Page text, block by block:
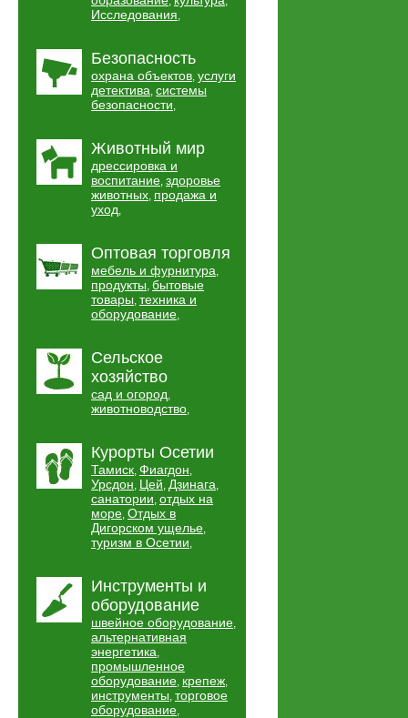
Исследования,
Безопасность
охрана объектов, услуги
детектива, системы
безопасности,
Животный мир
дрессировка и
воспитание, здоровье
животных, продажа и
уход,
Оптовая торговля
мебель и фурнитура,
продукты, бытовые
товары, техника и
оборудование,
Сельское
хозяйство
сад и огород,
животноводство,
Курорты Осетии
Тамиск, Фиагдон,
Урсдон, Цей, Дзинага,
санатории, отдых на
море, Отдых в
Дигорском ущелье,
туризм в Осетии,
Инструменты и
оборудование
швейное оборудование,
альтернативная
энергетика,
промышленное
оборудование, крепеж,
инструменты, торговое
оборудование,